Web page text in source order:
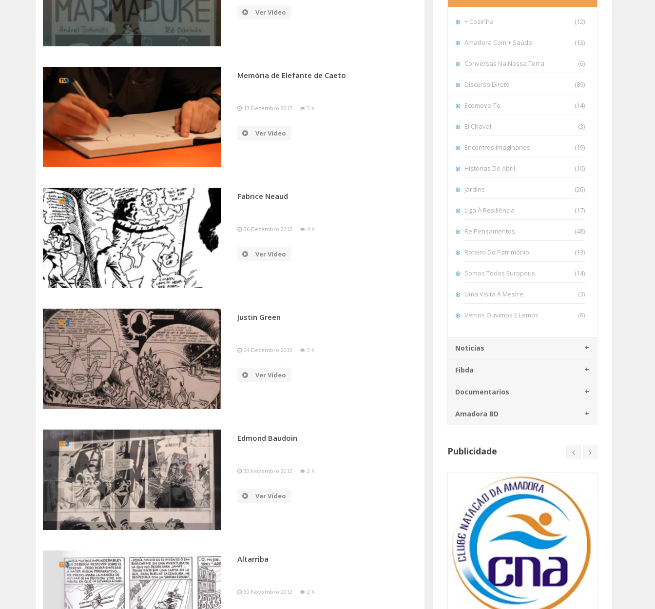
SOMOS TODOS EUROPEUS
ENCONTROS IMAGINÁRIOS
VEMOS OUVIMOS E LEMOS
(RE) PENSAMENTOS
ECOMOVE-TE
HISTÓRIAS DE ABRIL
Ver Vídeo
Memória de Elefante de Caeto
13 Dezembro 2012 3 K
Ver Vídeo
Fabrice Neaud
06 Dezembro 2012 4 K
Ver Vídeo
Justin Green
04 Dezembro 2012 3 K
Ver Vídeo
Edmond Baudoin
30 Novembro 2012 2 K
Ver Vídeo
Altarriba
30 Novembro 2012 2 K
+ Cozinha (12)
Amadora Com + Saúde (13)
Conversas Na Nossa Terra (6)
Discurso Direto (89)
Ecomove-Te (14)
El Chaval (3)
Encontros Imaginarios (19)
Histórias De Abril (10)
Jardins (26)
Liga À Resiliência (17)
Re Pensamentos (48)
Roteiro Do Património (13)
Somos Todos Europeus (14)
Uma Visita À Mestre (3)
Vemos Ouvimos E Lemos (6)
Noticias
Fibda
Documentarios
Amadora BD
Publicidade